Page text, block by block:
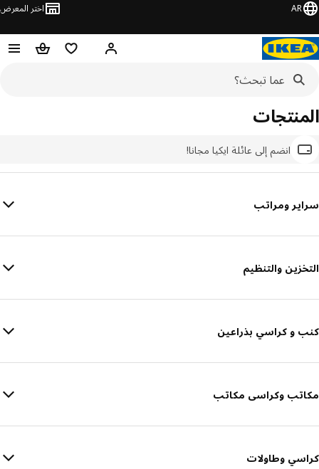
AR اختر المعرض
مرحبًا! سجل الدخول
قائمة المفضلة
سلة
انضم إلى عائلة ايكيا مجانا!
المنتجات
سراير ومراتب
التخزين والتنظيم
كنب و كراسي بذراعين
مكاتب وكراسى مكاتب
كراسي وطاولات